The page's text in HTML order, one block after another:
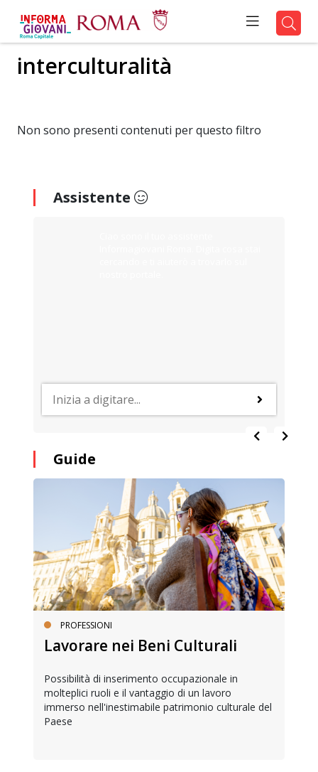
interculturalità
Non sono presenti contenuti per questo filtro
Assistente
Guide
PROFESSIONI
Lavorare nei Beni Culturali
Possibilità di inserimento occupazionale in
molteplici ruoli e il vantaggio di un lavoro
immerso nell'inestimabile patrimonio culturale del
Paese